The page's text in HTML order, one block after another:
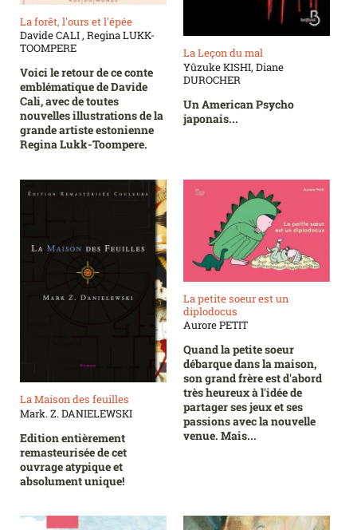
La forêt, l'ours et l'épée
Davide CALI , Regina LUKK-
TOOMPERE
Voici le retour de ce conte
emblématique de Davide
Cali, avec de toutes
nouvelles illustrations de la
grande artiste estonienne
Regina Lukk-Toompere.
La Leçon du mal
Yûzuke KISHI, Diane
DUROCHER
Un American Psycho
japonais...
La Maison des feuilles
Mark. Z. DANIELEWSKI
Edition entièrement
remasteurisée de cet
ouvrage atypique et
absolument unique!
La petite soeur est un
diplodocus
Aurore PETIT
Quand la petite soeur
débarque dans la maison,
son grand frère est d'abord
très heureux à l'idée de
partager ses jeux et ses
passions avec la nouvelle
venue. Mais...